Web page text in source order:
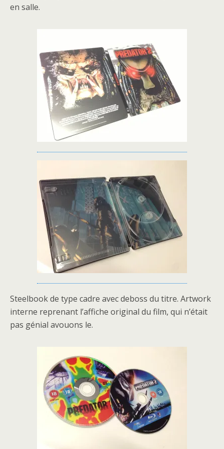
en salle.
Steelbook de type cadre avec deboss du titre. Artwork
interne reprenant l’affiche original du film, qui n’était
pas génial avouons le.